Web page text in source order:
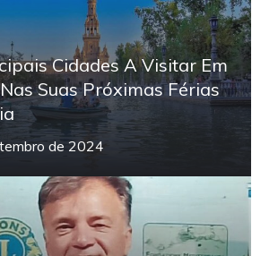
Cidades A Visitar Em
Suas Próximas Férias
de 2024